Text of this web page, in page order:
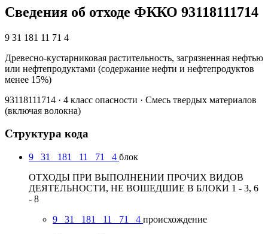
Сведения об отходе ФККО 93118111714
9 31 181 11 71 4
Древесно-кустарниковая растительность, загрязненная нефтью
или нефтепродуктами (содержание нефти и нефтепродуктов
менее 15%)
93118111714 · 4 класс опасности · Смесь твердых материалов
(включая волокна)
Структура кода
9 31 181 11 71 4 блок
ОТХОДЫ ПРИ ВЫПОЛНЕНИИ ПРОЧИХ ВИДОВ
ДЕЯТЕЛЬНОСТИ, НЕ ВОШЕДШИЕ В БЛОКИ 1 - 3, 6
- 8
9
31 181 11 71 4 происхождение